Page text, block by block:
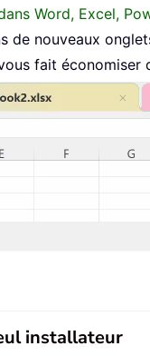
Word, Excel,
de nouveaux
fait économiser
installateur